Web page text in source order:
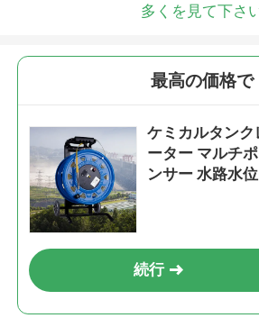
多くを見て下さ
最高の価格で
ケミカルタン
ーター マルチ
ンサー 水路水
続行